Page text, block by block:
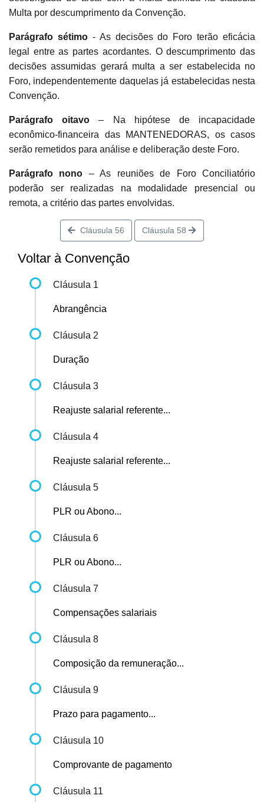
Multa por descumprimento da Convenção.
Parágrafo sétimo- As decisões do Foro terão eficácia
legal entre as partes acordantes. O descumprimento das
decisões assumidas gerará multa a ser estabelecida no
Foro, independentemente daquelas já estabelecidas nesta
Convenção.
Parágrafo oitavo – Na hipótese de incapacidade
econômico-financeira das MANTENEDORAS, os casos
serão remetidos para análise e deliberação deste Foro.
Parágrafo nono – As reuniões de Foro Conciliatório
poderão ser realizadas na modalidade presencial ou
remota, a critério das partes envolvidas.
Cláusula 56 Cláusula 58
Voltar à Convenção
Cláusula 1
Abrangência
Cláusula 2
Duração
Cláusula 3
Reajuste salarial referente...
Cláusula 4
Reajuste salarial referente...
Cláusula 5
PLR ou Abono...
Cláusula 6
PLR ou Abono...
Cláusula 7
Compensações salariais
Cláusula 8
Composição da remuneração...
Cláusula 9
Prazo para pagamento...
Cláusula 10
Comprovante de pagamento
Cláusula 11